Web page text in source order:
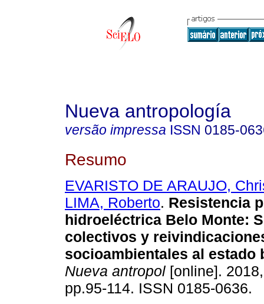
Nueva antropología
versão impressa ISSN 0185-
Resumo
EVARISTO DE ARAUJO,
LIMA, Roberto. Resistencia
hidroeléctrica Belo Monte:
colectivos y
socioambientales al estado
Nueva antropol [online].
pp.95-114. ISSN 0185-0636.